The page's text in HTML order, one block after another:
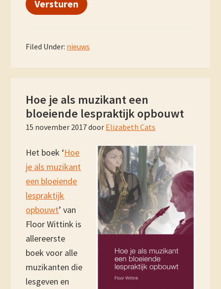
Versturen
Filed Under: nieuws
Hoe je als muzikant een
bloeiende lespraktijk opbouwt
15 november 2017door Elizabeth Cats
Het boek ‘Hoe
je als muzikant
een bloeiende
lespraktijk
opbouwt’ van
Floor Wittink is
allereerste
boek voor alle
muzikanten die
lesgeven en